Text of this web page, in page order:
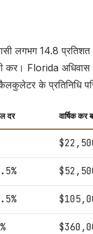
लगभग 14.8
Florida अधिवास
के प्रतिनिधि
दर वार्षिक कर